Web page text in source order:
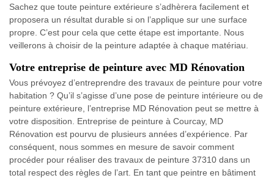
Sachez que toute peinture extérieure s’adhèrera facilement et
proposera un résultat durable si on l’applique sur une surface
propre. C’est pour cela que cette étape est importante. Nous
veillerons à choisir de la peinture adaptée à chaque matériau.
Votre entreprise de peinture avec MD Rénovation
Vous prévoyez d’entreprendre des travaux de peinture pour votre
habitation ? Qu’il s’agisse d’une pose de peinture intérieure ou de
peinture extérieure, l’entreprise MD Rénovation peut se mettre à
votre disposition. Entreprise de peinture à Courcay, MD
Rénovation est pourvu de plusieurs années d’expérience. Par
conséquent, nous sommes en mesure de savoir comment
procéder pour réaliser des travaux de peinture 37310 dans un
total respect des règles de l’art. En tant que peintre en bâtiment